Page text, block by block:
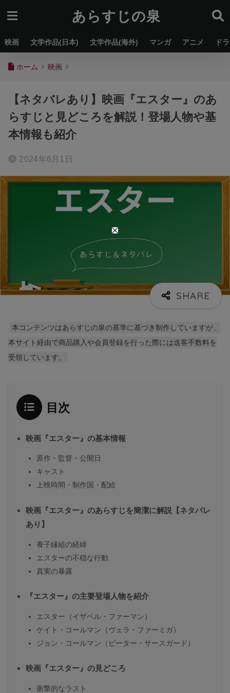
あらすじの泉
映画 文学作品(日本) 文学作品(海外) マンガ アニメ ド
ホーム 映画
【ネタバレあり】映画『エスター』のあ
らすじと見どころを解説！登場人物や基
本情報も紹介
2024年6月1日
本コンテンツはあらすじの泉の基準に基づき制作していますが、
本サイト経由で商品購入や会員登録を行った際には送客手数料を
受領しています。
目次
映画『エスター』の基本情報
原作・監督・公開日
キャスト
上映時間・制作国・配給
映画『エスター』のあらすじを簡潔に解説【ネタバレ
あり】
養子縁組の経緯
エスターの不穏な行動
真実の暴露
『エスター』の主要登場人物を紹介
エスター（イザベル・ファーマン）
ケイト・コールマン（ヴェラ・ファーミガ）
ジョン・コールマン（ピーター・サースガード）
映画『エスター』の見どころ
衝撃的なラスト